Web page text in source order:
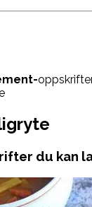
du kan